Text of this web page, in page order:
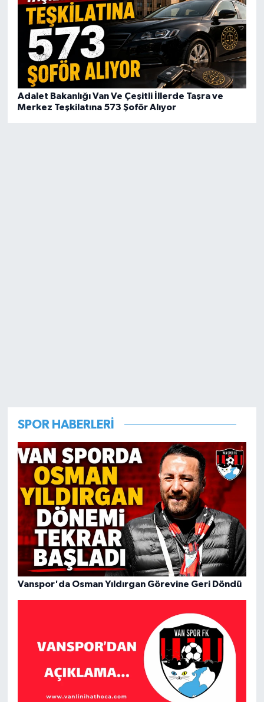
Adalet Bakanlığı Van Ve Çeşitli İllerde Taşra ve
Merkez Teşkilatına 573 Şoför Alıyor
SPOR HABERLERİ
Vanspor'da Osman Yıldırgan Görevine Geri Döndü